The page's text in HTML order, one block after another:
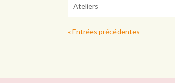
Ateliers
« Entrées précédentes